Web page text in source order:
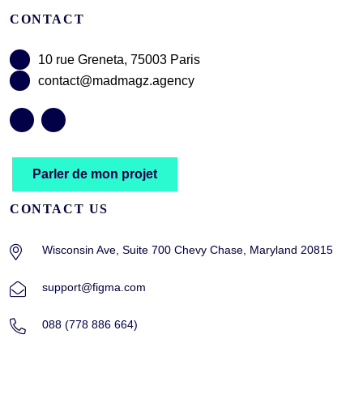
CONTACT
10 rue Greneta, 75003 Paris
contact@madmagz.agency
Parler de mon projet
CONTACT US
Wisconsin Ave, Suite 700 Chevy Chase, Maryland 20815
support@figma.com
088 (778 886 664)